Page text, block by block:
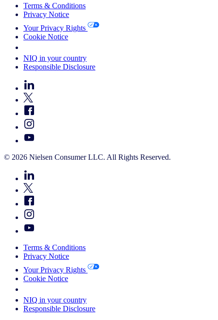
Terms & Conditions
Privacy Notice
Your Privacy Rights
Cookie Notice
NIQ in your country
Responsible Disclosure
© 2026 Nielsen Consumer LLC. All Rights Reserved.
Terms & Conditions
Privacy Notice
Your Privacy Rights
Cookie Notice
NIQ in your country
Responsible Disclosure